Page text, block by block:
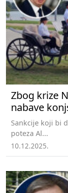
Zbog krize
nabave
Sankcije koji bi
poteza Al...
10.12.2025.